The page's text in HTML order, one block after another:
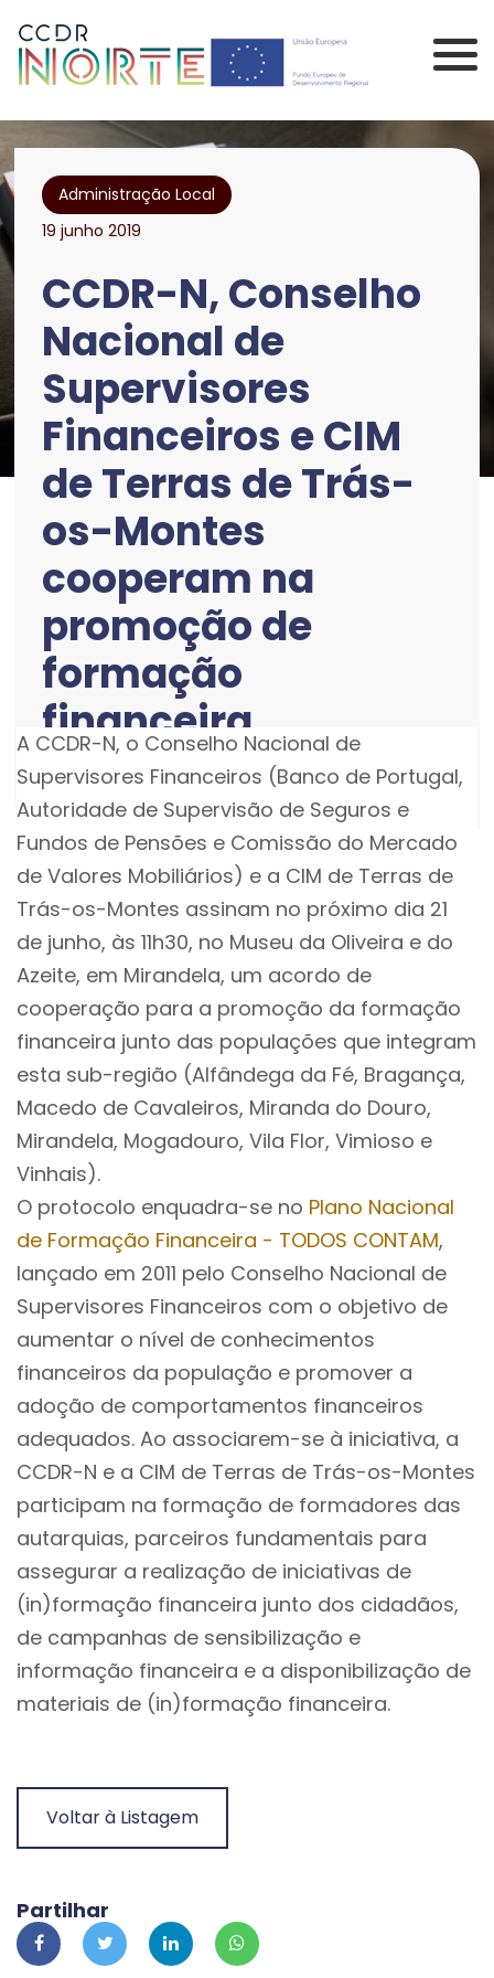
Comissão de
Administração Local
19 junho 2019
CCDR-N, Conselho
Nacional de
Supervisores
Financeiros e CIM
de Terras de Trás-
os-Montes
cooperam na
promoção de
formação
financeira
Mirandela, 21 junho
A CCDR-N, o Conselho Nacional de
Supervisores Financeiros (Banco de Portugal,
Autoridade de Supervisão de Seguros e
Fundos de Pensões e Comissão do Mercado
de Valores Mobiliários) e a CIM de Terras de
Trás-os-Montes assinam no próximo dia 21
de junho, às 11h30, no Museu da Oliveira e do
Azeite, em Mirandela, um acordo de
cooperação para a promoção da formação
financeira junto das populações que integram
esta sub-região (Alfândega da Fé, Bragança,
Macedo de Cavaleiros, Miranda do Douro,
Mirandela, Mogadouro, Vila Flor, Vimioso e
Vinhais).
O protocolo enquadra-se no Plano Nacional
de Formação Financeira - TODOS CONTAM,
lançado em 2011 pelo Conselho Nacional de
Supervisores Financeiros com o objetivo de
aumentar o nível de conhecimentos
financeiros da população e promover a
adoção de comportamentos financeiros
adequados. Ao associarem-se à iniciativa, a
CCDR-N e a CIM de Terras de Trás-os-Montes
participam na formação de formadores das
autarquias, parceiros fundamentais para
assegurar a realização de iniciativas de
(in)formação financeira junto dos cidadãos,
de campanhas de sensibilização e
informação financeira e a disponibilização de
materiais de (in)formação financeira.
Voltar à Listagem
Partilhar